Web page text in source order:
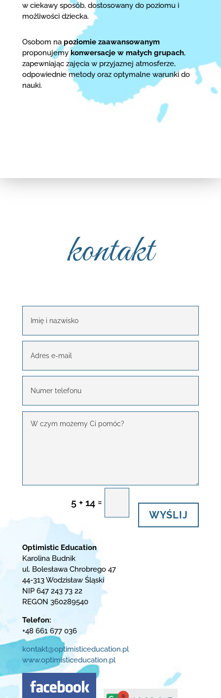
w ciekawy sposób, dostosowany do poziomu i
możliwości dziecka.
Osobom na poziomie zaawansowanym
proponujemykonwersacje w małych grupach,
zapewniając zajęcia w przyjaznej atmosferze,
odpowiednie metody oraz optymalne warunki do
nauki.
kontakt
5 + 14 =
WYŚLIJ
Optimistic Education
Karolina Budnik
ul. Bolesława Chrobrego 47
44-313 Wodzisław Śląski
NIP 647 243 73 22
REGON 360289540
Telefon:
+48 661 677 036
kontakt@optimisticeducation.pl
www.optimisticeducation.pl